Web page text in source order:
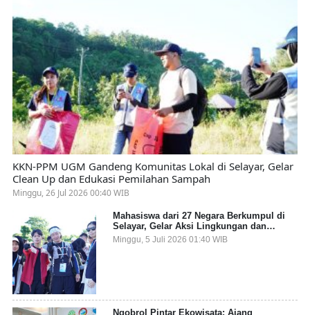
KKN-PPM UGM Gandeng Komunitas Lokal di Selayar, Gelar
Clean Up dan Edukasi Pemilahan Sampah
Minggu, 26 Jul 2026 00:40 WIB
Mahasiswa dari 27 Negara Berkumpul di
Selayar, Gelar Aksi Lingkungan dan
Dalami Kearifan Lokal Bumi Tanadoang
Minggu, 5 Juli 2026 01:40 WIB
Ngobrol Pintar Ekowisata: Ajang